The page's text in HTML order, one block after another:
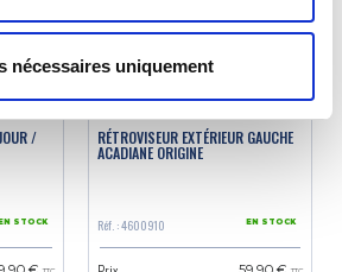
nécessaires uniquement
/
EN STOCK
RÉTROVISEUR EXTÉRIEUR GAUCHE
ACADIANE ORIGINE
Réf. : 4600910 EN STOCK